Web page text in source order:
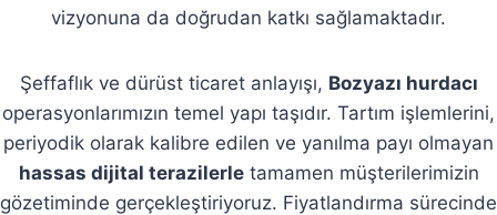
vizyonuna da doğrudan katkı sağlamaktadır.
Şeffaflık ve dürüst ticaret anlayışı, Bozyazı hurdacı
operasyonlarımızın temel yapı taşıdır. Tartım işlemlerini,
periyodik olarak kalibre edilen ve yanılma payı olmayan
hassas dijital terazilerletamamen müşterilerimizin
gözetiminde gerçekleştiriyoruz. Fiyatlandırma sürecinde